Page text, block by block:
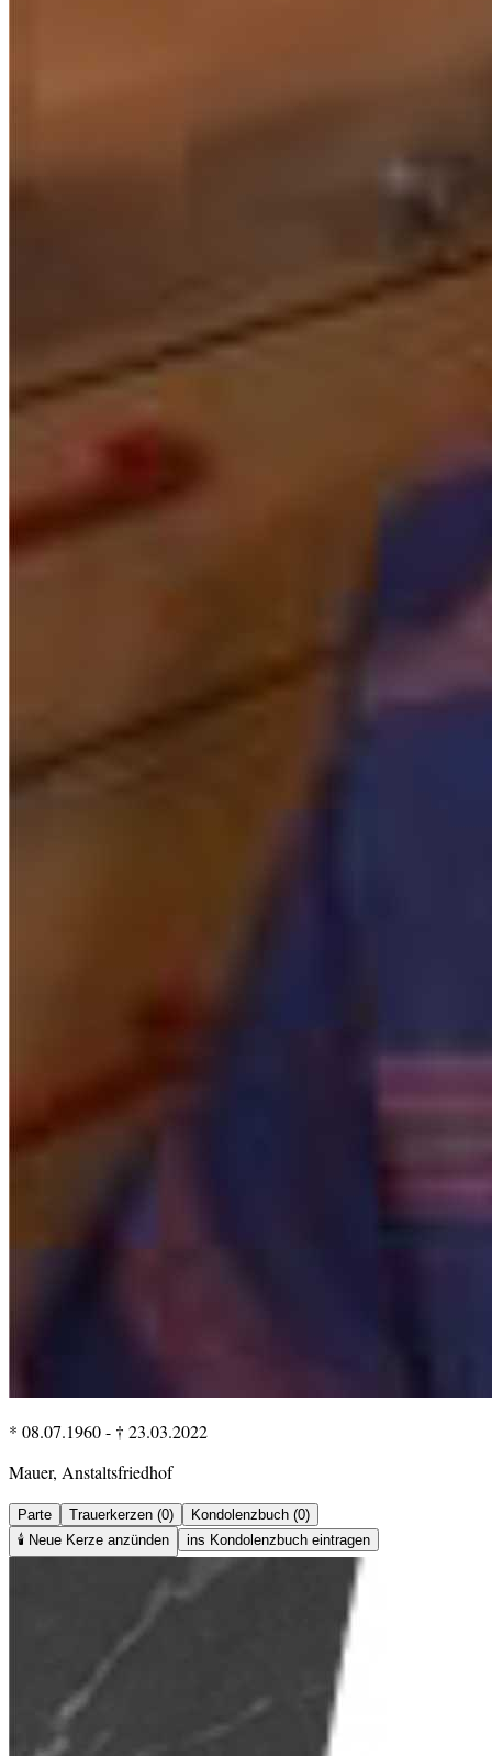
* 08.07.1960- † 23.03.2022
Mauer, Anstaltsfriedhof
Parte Trauerkerzen (0)
Kondolenzbuch (0)
🕯️ Neue Kerze anzünden ins Kondolenzbuch eintragen